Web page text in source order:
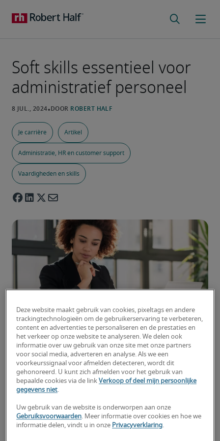
Soft skills essentieel voor
administratief personeel
Je carrière Artikel
Administratie, HR en customer support
Vaardigheden en skills
2020, het jaar waarin er meer thuis wordt
gewerkt dan ooit, en het jaar waarin de
gevraagde vaardigheden voor personeel aan het
veranderen zijn. Want door al dat thuiswerken
neemt de vraag naar flexibiliteit in grote mate
toe. Het is namelijk niet voor iedereen
vanzelfsprekend om snel te schakelen tussen
kantoor- en thuiswerk. Thuiswerken vergt nou
eenmaal een andere mindset énandere
Deze website maakt gebruik van cookies, pixeltags en andere
trackingtechnologieën om de gebruikerservaring te verbeteren,
content en advertenties te personaliseren en de prestaties en
het verkeer op onze website te analyseren. We delen ook
informatie over uw gebruik van onze site met onze partners
voor social media, adverteren en analyse. Als we een
voorkeurssignaal voor afmelden detecteren, wordt dit
gehonoreerd. U kunt zich afmelden voor het gebruik van
bepaalde cookies via de linkVerkoop of deel mijn persoonlijke
gegevens niet.
Uw gebruik van de website is onderworpen aan onze
Gebruiksvoorwaarden. Meer informatie over cookies en hoe we
informatie delen, vindt u in onze Privacyverklaring.